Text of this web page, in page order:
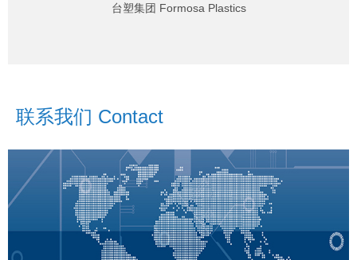
台塑集团 Formosa Plastics
联系我们 Contact